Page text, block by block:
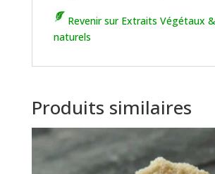
Revenir sur Extraits Végétaux
naturels
Produits similaires